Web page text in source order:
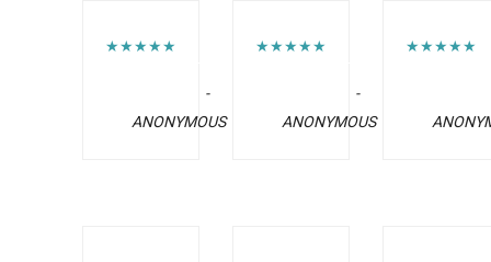
★★★★★
-
ANONYMOUS
★★★★★
-
ANONYMOUS
★★★★★